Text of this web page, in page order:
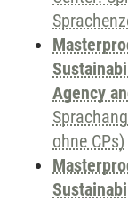
Agency
ohne CPs)